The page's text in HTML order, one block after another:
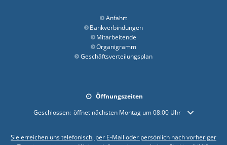
Anfahrt
Bankverbindungen
Mitarbeitende
Organigramm
Geschäftsverteilungsplan
Öffnungszeiten
Klicken, um weitere Öffnungs- oder Schließzeiten auszublenden
Geschlossen: öffnet nächsten Montag um 08:00 Uhr
Sie erreichen uns telefonisch, per E-Mail oder persönlich nach vorheriger